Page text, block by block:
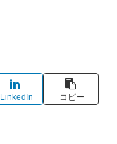
LinkedIn コピー